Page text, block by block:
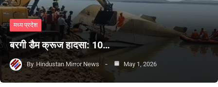
मध्य प्रदेश
बरगी डैम क्रूज हादसा: 10…
By Hindustan Mirror News May 1, 2026